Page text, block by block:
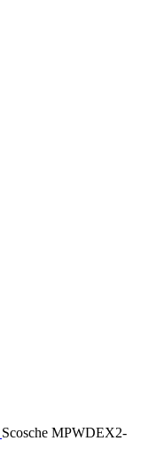
Scosche MPWDEX2-